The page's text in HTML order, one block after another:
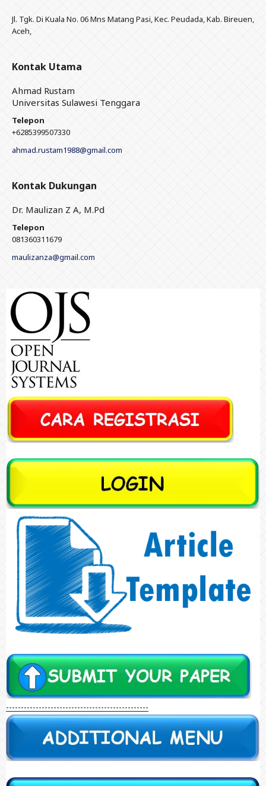
Jl. Tgk. Di Kuala No. 06 Mns Matang Pasi, Kec. Peudada, Kab. Bireuen,
Aceh,
Kontak Utama
Ahmad Rustam
Universitas Sulawesi Tenggara
Telepon
+6285399507330
ahmad.rustam1988@gmail.com
Kontak Dukungan
Dr. Maulizan Z A, M.Pd
Telepon
081360311679
maulizanza@gmail.com
------------------------------------------------